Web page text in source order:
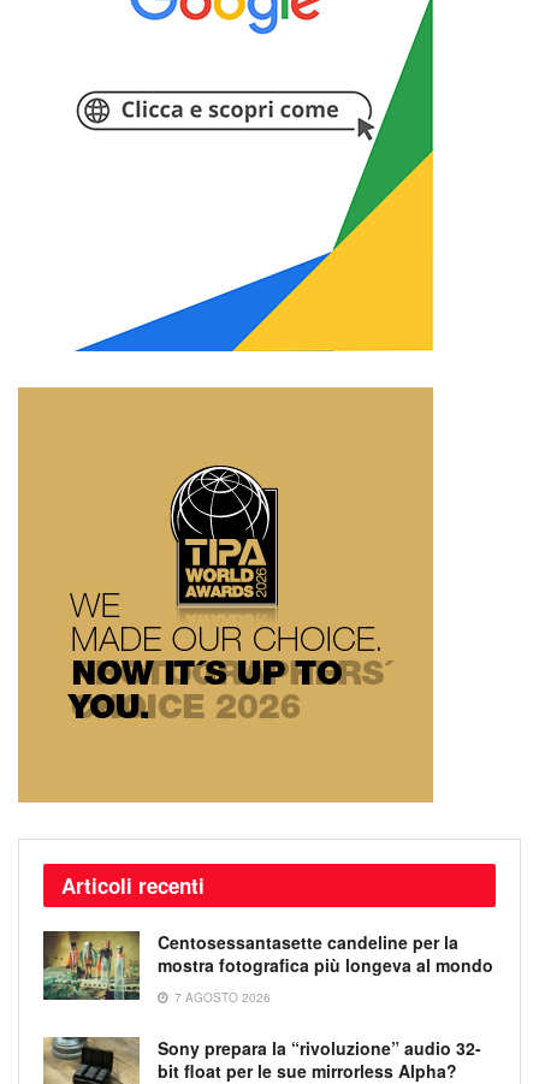
Articoli recenti
Centosessantasette candeline per la
mostra fotografica più longeva al mondo
7 AGOSTO 2026
Sony prepara la “rivoluzione” audio 32-
bit float per le sue mirrorless Alpha?